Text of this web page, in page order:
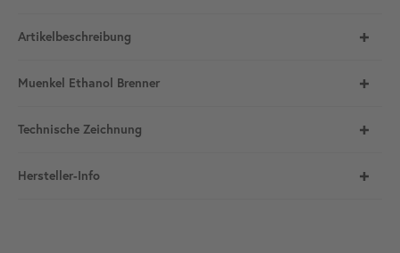
Artikelbeschreibung
Muenkel Ethanol Brenner
Technische Zeichnung
Hersteller-Info